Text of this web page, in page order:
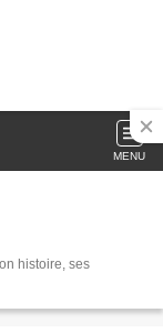
MENU
histoire, ses